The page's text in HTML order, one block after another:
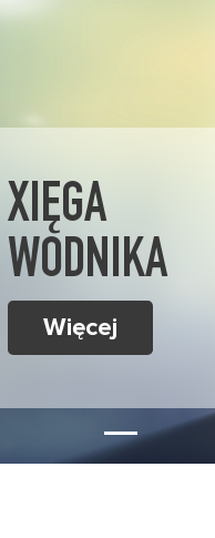
XIĘGA
WODNIKA
Więcej